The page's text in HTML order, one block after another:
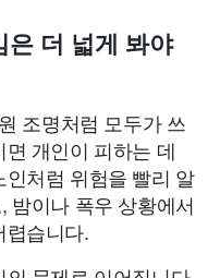
은 더 넓게 봐야
조명처럼 모두가 쓰
개인이 피하는 데
처럼 위험을 빨리 알
밤이나 폭우 상황에서
렵습니다.